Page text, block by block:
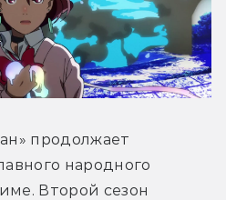
продолжает
народного
Второй сезон